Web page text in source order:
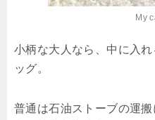
My
小柄な大人なら、中に入
ッグ。
普通は石油ストーブの運